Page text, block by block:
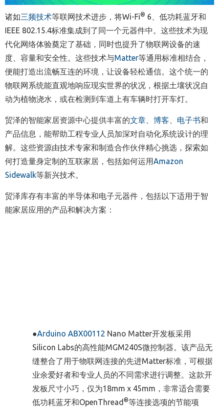
诸如三频技术等联网技术进步，将Wi-Fi® 6、低功耗蓝牙和
IEEE 802.15.4标准集成到了同一个元器件中。这些技术为现
代化网络体验奠定了基础，同时也提升了物联网设备的速
度、容量和安全性。这些技术与Matter等通用标准相结合，
便能打造出流畅互连的环境，让设备轻松通信。这个统一的
物联网系统能直观地响应现实世界的状况，根据土壤状况自
动为植物浇水，或在检测到车道上有车辆时打开车灯。
贸泽的智能家居资源中心提供丰富的文章 博客 电子书和
产品信息，能帮助工程专业人员加深对自动化系统设计的理
解。这些资源由技术专家和制造合作伙伴精心挑选，探索如
何打造量身定制的互联家居，包括如何运用Amazon
Sidewalk等新兴技术。
贸泽库存有丰富的半导体和电子元器件，包括以下适用于智
能家居应用的产品和解决方案：
●Arduino ABX00112 Nano Matter开发板采用
Silicon Labs的高性能MGM240S微控制器。该产品无
缝整合了用于物联网连接的先进Matter标准，可根据
业余爱好者和专业人员的不同需求进行调整。这款开
发板尺寸小巧，仅为18mm x 45mm，非常适合需要
低功耗蓝牙和OpenThread ®等连接选项的节能项